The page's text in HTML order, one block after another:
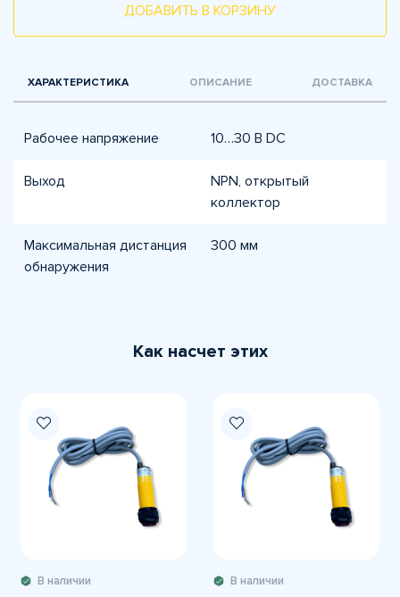
ДОБАВИТЬ В КОРЗИНУ
ХАРАКТЕРИСТИКА ОПИСАНИЕ ДОСТАВКА
Рабочее напряжение 10…30 В DC
Выход
NPN, открытый
коллектор
Максимальная дистанция
обнаружения
300 мм
Как насчет этих
В наличии В наличии